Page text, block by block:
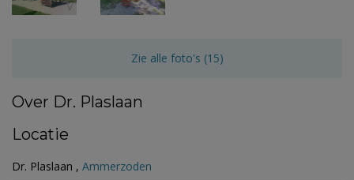
Zie alle foto's (15)
Over Dr. Plaslaan
Locatie
Dr. Plaslaan , Ammerzoden